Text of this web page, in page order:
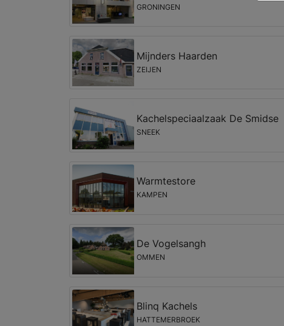
GRONINGEN
Mijnders Haarden
ZEIJEN
Kachelspeciaalzaak De Smidse
SNEEK
Warmtestore
KAMPEN
De Vogelsangh
OMMEN
Blinq Kachels
HATTEMERBROEK